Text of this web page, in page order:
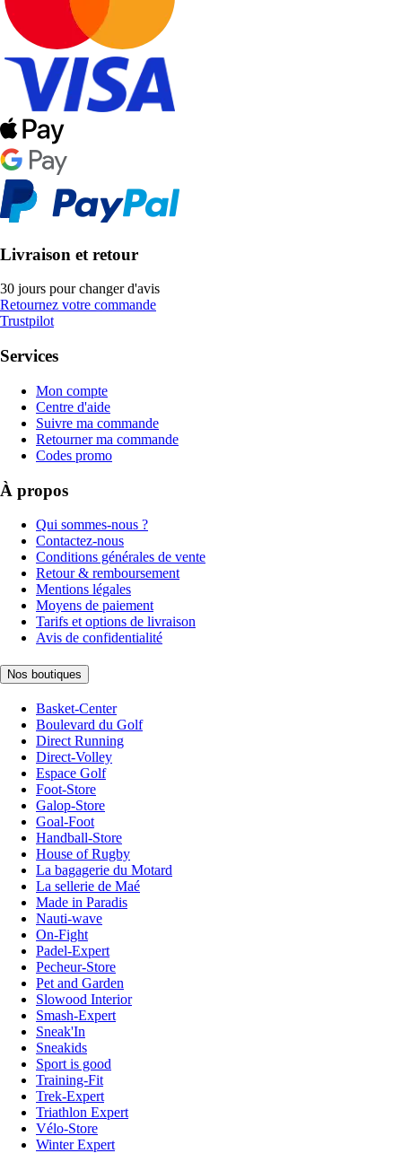
Livraison et retour
30 jours pour changer d'avis
Retournez votre commande
Trustpilot
Services
Mon compte
Centre d'aide
Suivre ma commande
Retourner ma commande
Codes promo
À propos
Qui sommes-nous ?
Contactez-nous
Conditions générales de vente
Retour & remboursement
Mentions légales
Moyens de paiement
Tarifs et options de livraison
Avis de confidentialité
Nos boutiques
Basket-Center
Boulevard du Golf
Direct Running
Direct-Volley
Espace Golf
Foot-Store
Galop-Store
Goal-Foot
Handball-Store
House of Rugby
La bagagerie du Motard
La sellerie de Maé
Made in Paradis
Nauti-wave
On-Fight
Padel-Expert
Pecheur-Store
Pet and Garden
Slowood Interior
Smash-Expert
Sneak'In
Sneakids
Sport is good
Training-Fit
Trek-Expert
Triathlon Expert
Vélo-Store
Winter Expert